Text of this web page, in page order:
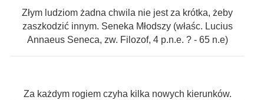
Złym ludziom żadna chwila nie jest za krótka, żeby
zaszkodzić innym. Seneka Młodszy (właśc. Lucius
Annaeus Seneca, zw. Filozof, 4 p.n.e. ? - 65 n.e)
Za każdym rogiem czyha kilka nowych kierunków.